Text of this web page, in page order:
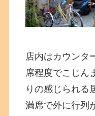
店内はカウンタ
席程度でこじん
りの感じられる
満席で外に行列